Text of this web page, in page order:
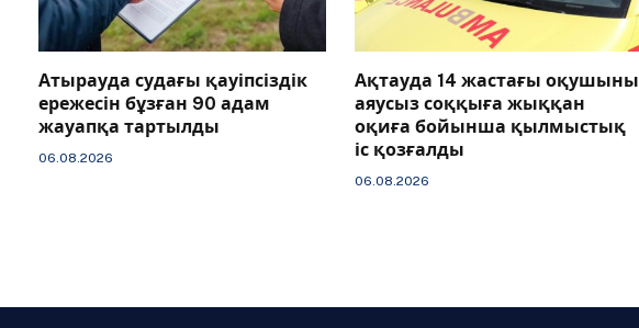
Атырауда судағы қауіпсіздік
ережесін бұзған 90 адам
жауапқа тартылды
06.08.2026
Ақтауда 14 жастағы оқушыны
аяусыз соққыға жыққан
оқиға бойынша қылмыстық
іс қозғалды
06.08.2026